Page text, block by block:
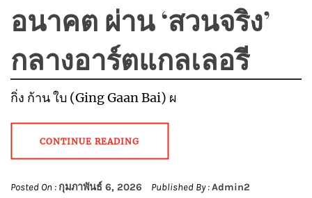
อนาคต ผ่าน ‘สวนจริง’
กลางอาร์ตแกลเลอรี
กิ่ง ก้าน ใบ (Ging Gaan Bai) ผ
CONTINUE READING
Posted On : กุมภาพันธ์ 6, 2026 Published By :Admin2